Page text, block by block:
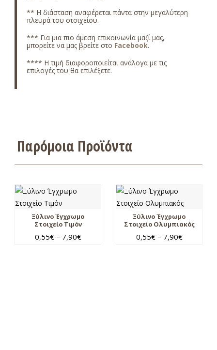
** Η διάσταση αναφέρεται πάντα στην μεγαλύτερη
πλευρά του στοιχείου.
*** Για μια πιο άμεση επικοινωνία μαζί μας,
μπορείτε να μας βρείτε στο Facebook.
**** Η τιμή διαφοροποιείται ανάλογα με τις
επιλογές του θα επιλέξετε.
Παρόμοια Προϊόντα
Ξύλινο Έγχρωμο
Στοιχείο Τιμόν
0,55€ – 7,90€
Ξύλινο Έγχρωμο
Στοιχείο Ολυμπιακός
0,55€ – 7,90€